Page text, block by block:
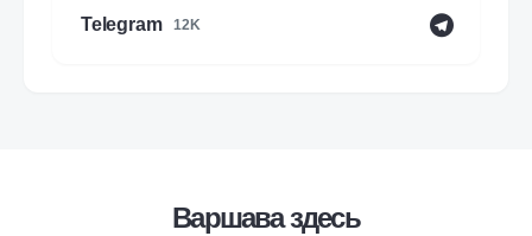
Telegram 12K
Варшава здесь